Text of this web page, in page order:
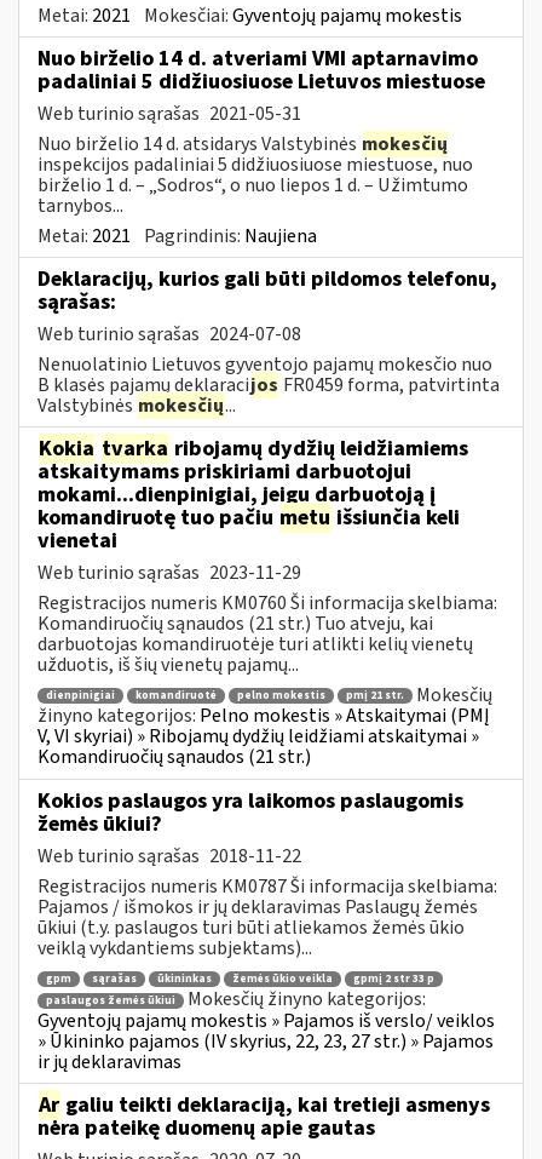
Metai: 2021 Mokesčiai:Gyventojų pajamų mokestis
Nuo birželio 14 d. atveriami VMI aptarnavimo
padaliniai 5 didžiuosiuose Lietuvos miestuose
Web turinio sąrašas 2021-05-31
Nuo birželio 14 d. atsidarys Valstybinės mokesčių
inspekcijos padaliniai 5 didžiuosiuose miestuose, nuo
birželio 1 d. – „Sodros“, o nuo liepos 1 d. – Užimtumo
tarnybos...
Metai: 2021 Pagrindinis: Naujiena
Deklaracijų, kurios gali būti pildomos telefonu,
sąrašas:
Web turinio sąrašas 2024-07-08
Nenuolatinio Lietuvos gyventojo pajamų mokesčio nuo
B klasės pajamų deklaracijos FR0459 forma, patvirtinta
Valstybinės mokesčių...
Kokia tvarka ribojamų dydžių leidžiamiems
atskaitymams priskiriami darbuotojui
mokami...dienpinigiai, jeigu darbuotoją į
komandiruotę tuo pačiu metu išsiunčia keli
vienetai
Web turinio sąrašas 2023-11-29
Registracijos numeris KM0760 Ši informacija skelbiama:
Komandiruočių sąnaudos (21 str.) Tuo atveju, kai
darbuotojas komandiruotėje turi atlikti kelių vienetų
užduotis, iš šių vienetų pajamų...
dienpinigiai komandiruotė pelno mokestis pmį 21 str.
Mokesčių
žinyno kategorijos: Pelno mokestis » Atskaitymai (PMĮ
V, VI skyriai) » Ribojamų dydžių leidžiami atskaitymai »
Komandiruočių sąnaudos (21 str.)
Kokios paslaugos yra laikomos paslaugomis
žemės ūkiui?
Web turinio sąrašas 2018-11-22
Registracijos numeris KM0787 Ši informacija skelbiama:
Pajamos / išmokos ir jų deklaravimas Paslaugų žemės
ūkiui (t.y. paslaugos turi būti atliekamos žemės ūkio
veiklą vykdantiems subjektams)...
gpm sąrašas ūkininkas žemės ūkio veikla
gpmį 2 str 33 p
paslaugos žemės ūkiui
Mokesčių žinyno kategorijos:
Gyventojų pajamų mokestis » Pajamos iš verslo/ veiklos
» Ūkininko pajamos (IV skyrius, 22, 23, 27 str.) » Pajamos
ir jų deklaravimas
Ar galiu teikti deklaraciją, kai tretieji asmenys
nėra pateikę duomenų apie gautas